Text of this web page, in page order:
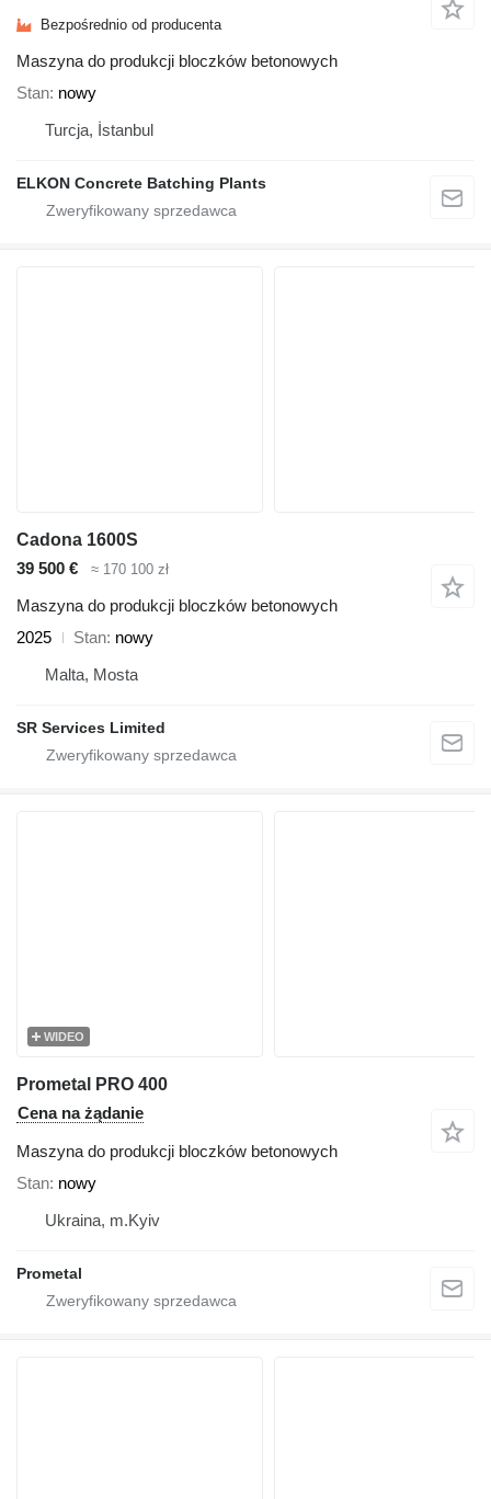
Bezpośrednio od producenta
Maszyna do produkcji bloczków betonowych
Stan nowy
Turcja, İstanbul
ELKON Concrete Batching Plants
Cadona 1600S
39 500 €
≈ 170 100 zł
Maszyna do produkcji bloczków betonowych
2025
Stan nowy
Malta, Mosta
SR Services Limited
WIDEO
Prometal PRO 400
Cena na żądanie
Maszyna do produkcji bloczków betonowych
Stan nowy
Ukraina, m.Kyiv
Prometal